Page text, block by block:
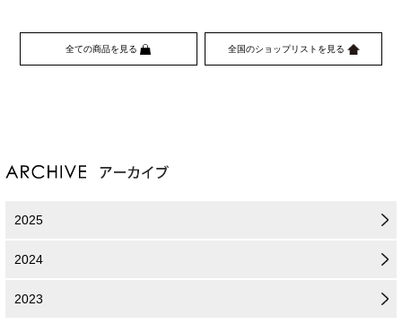
全ての商品を見る 全国のショップリストを見る
2025
2024
2023